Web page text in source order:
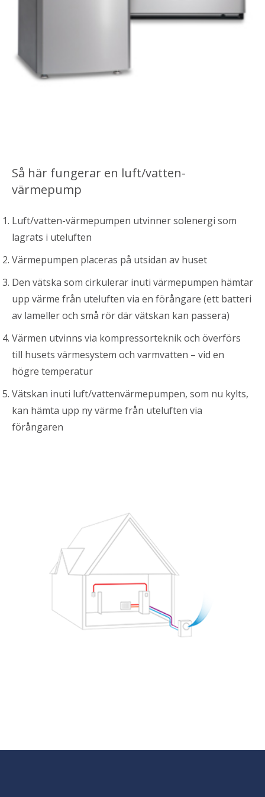
Så här fungerar en luft/vatten-
värmepump
Luft/vatten-värmepumpen utvinner solenergi som
lagrats i uteluften
Värmepumpen placeras på utsidan av huset
Den vätska som cirkulerar inuti värmepumpen hämtar
upp värme från uteluften via en förångare (ett batteri
av lameller och små rör där vätskan kan passera)
Värmen utvinns via kompressorteknik och överförs
till husets värmesystem och varmvatten – vid en
högre temperatur
Vätskan inuti luft/vattenvärmepumpen, som nu kylts,
kan hämta upp ny värme från uteluften via
förångaren